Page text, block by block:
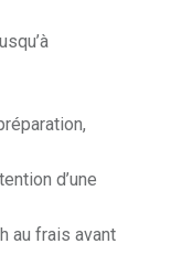
d’une
au frais avant